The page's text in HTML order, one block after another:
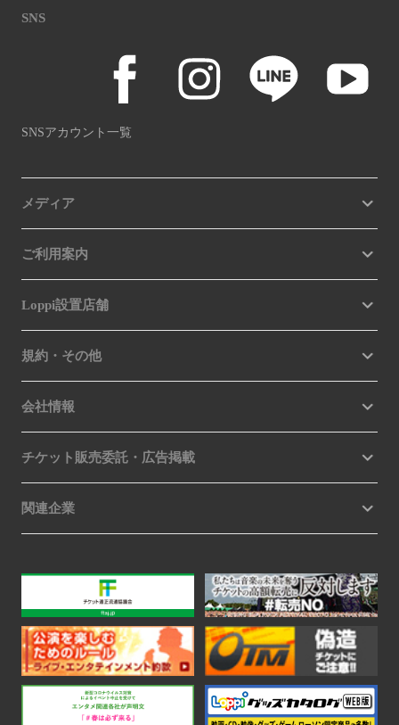
SNS
SNSアカウント一覧
メディア
ご利用案内
Loppi設置店舗
規約・その他
会社情報
チケット販売委託・広告掲載
関連企業